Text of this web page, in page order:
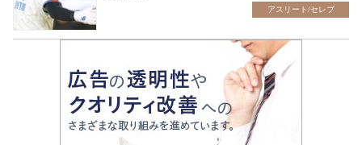
アスリート/セレブ